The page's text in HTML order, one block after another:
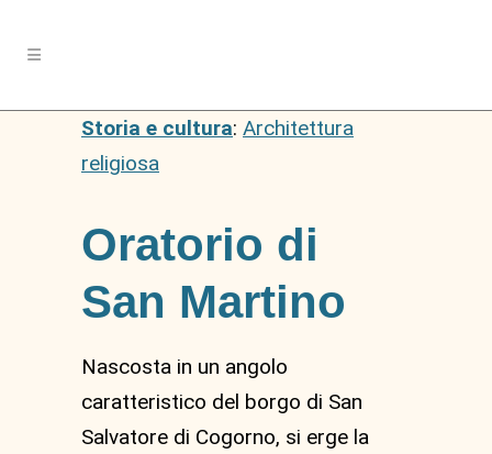
Storia e cultura: Architettura
religiosa
Oratorio di
San Martino
Nascosta in un angolo
caratteristico del borgo di San
Salvatore di Cogorno, si erge la